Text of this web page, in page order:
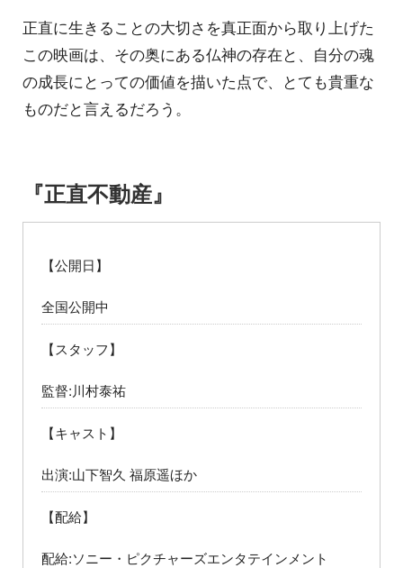
正直に生きることの大切さを真正面から取り上げた
この映画は、その奥にある仏神の存在と、自分の魂
の成長にとっての価値を描いた点で、とても貴重な
ものだと言えるだろう。
『正直不動産』
【公開日】
全国公開中
【スタッフ】
監督:川村泰祐
【キャスト】
出演:山下智久 福原遥ほか
【配給】
配給:ソニー・ピクチャーズエンタテインメント